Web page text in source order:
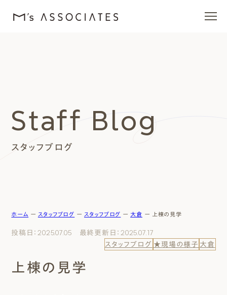
エムズを愛する人たち
施工事例
エムズのこと
0120-40-6613
スタッフブログ
Staff Blog
ホーム ー スタッフブログ ー スタッフブログ ー 大倉 ー 上棟の見学
投稿日：2025.07.05 最終更新日：2025.07.17
スタッフブログ ★現場の様子 大倉
上棟の見学